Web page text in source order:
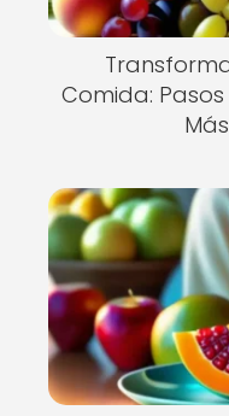
Comida: